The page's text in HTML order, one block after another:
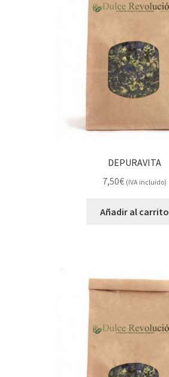
DEPURAVITA
7,50€ (IVA incluido)
Añadir al carrito